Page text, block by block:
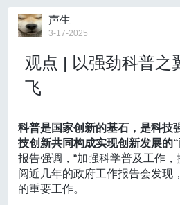
同时，对于拟行血运重建术的
及合并血管病变（如动脉瘤等），
并评估手术风险。
针对是否存在脑血流动力学
南》推荐根据各中心条件选择正
T）、单光子发射计算机断层显像
（CTP）、MR灌注或动脉自旋标
识，不得为他人实施上述恶意行
不得通过不正当标识手段损害他
配套《标识办法》，强制性
术 人工智能生成合成内容标识方
标准》）
，已由国家市场监督管
理委员会正式批准发布（2025年
日与《标识办法》同步实施。
成服务提供者和内容传播服务提
起草了配套实践指南《网络安
智能生成合成内容标识 服务提
月14日正式获批发布（网安秘字
关主体开展文件元数据隐式标识
士
声生
3-17-2025
观点 | 以强劲科普之
飞
科普是国家创新的基石，是科技
技创新共同构成实现创新发展的
报告强调，“加强科学普及工作
阅近几年的政府工作报告会发现
的重要工作。